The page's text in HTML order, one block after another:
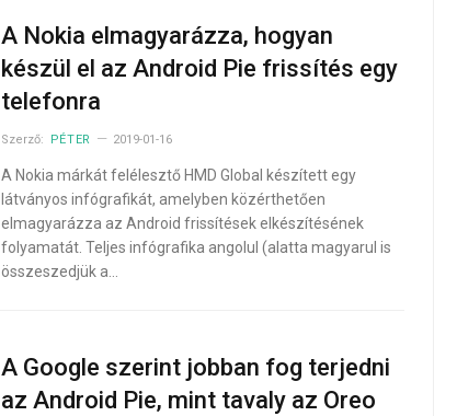
A Nokia elmagyarázza, hogyan
készül el az Android Pie frissítés egy
telefonra
Szerző: PÉTER 2019-01-16
A Nokia márkát felélesztő HMD Global készített egy
látványos infógrafikát, amelyben közérthetően
elmagyarázza az Android frissítések elkészítésének
folyamatát. Teljes infógrafika angolul (alatta magyarul is
összeszedjük a…
A Google szerint jobban fog terjedni
az Android Pie, mint tavaly az Oreo